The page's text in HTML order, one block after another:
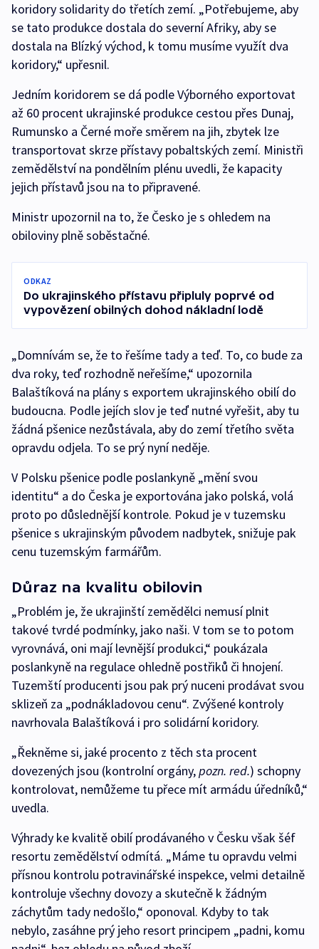
koridory solidarity do třetích zemí. „Potřebujeme, aby
se tato produkce dostala do severní Afriky, aby se
dostala na Blízký východ, k tomu musíme využít dva
koridory,“ upřesnil.
Jedním koridorem se dá podle Výborného exportovat
až 60 procent ukrajinské produkce cestou přes Dunaj,
Rumunsko a Černé moře směrem na jih, zbytek lze
transportovat skrze přístavy pobaltských zemí. Ministři
zemědělství na pondělním plénu uvedli, že kapacity
jejich přístavů jsou na to připravené.
Ministr upozornil na to, že Česko je s ohledem na
obiloviny plně soběstačné.
ODKAZ
Do ukrajinského přístavu připluly poprvé od
vypovězení obilných dohod nákladní lodě
„Domnívám se, že to řešíme tady a teď. To, co bude za
dva roky, teď rozhodně neřešíme,“ upozornila
Balaštíková na plány s exportem ukrajinského obilí do
budoucna. Podle jejích slov je teď nutné vyřešit, aby tu
žádná pšenice nezůstávala, aby do zemí třetího světa
opravdu odjela. To se prý nyní neděje.
V Polsku pšenice podle poslankyně „mění svou
identitu“ a do Česka je exportována jako polská, volá
proto po důslednější kontrole. Pokud je v tuzemsku
pšenice s ukrajinským původem nadbytek, snižuje pak
cenu tuzemským farmářům.
Důraz na kvalitu obilovin
„Problém je, že ukrajinští zemědělci nemusí plnit
takové tvrdé podmínky, jako naši. V tom se to potom
vyrovnává, oni mají levnější produkci,“ poukázala
poslankyně na regulace ohledně postřiků či hnojení.
Tuzemští producenti jsou pak prý nuceni prodávat svou
sklizeň za „podnákladovou cenu“. Zvýšené kontroly
navrhovala Balaštíková i pro solidární koridory.
„Řekněme si, jaké procento z těch sta procent
dovezených jsou (kontrolní orgány,pozn. red.) schopny
kontrolovat, nemůžeme tu přece mít armádu úředníků,“
uvedla.
Výhrady ke kvalitě obilí prodávaného v Česku však šéf
resortu zemědělství odmítá. „Máme tu opravdu velmi
přísnou kontrolu potravinářské inspekce, velmi detailně
kontroluje všechny dovozy a skutečně k žádným
záchytům tady nedošlo,“ oponoval. Kdyby to tak
nebylo, zasáhne prý jeho resort principem „padni, komu